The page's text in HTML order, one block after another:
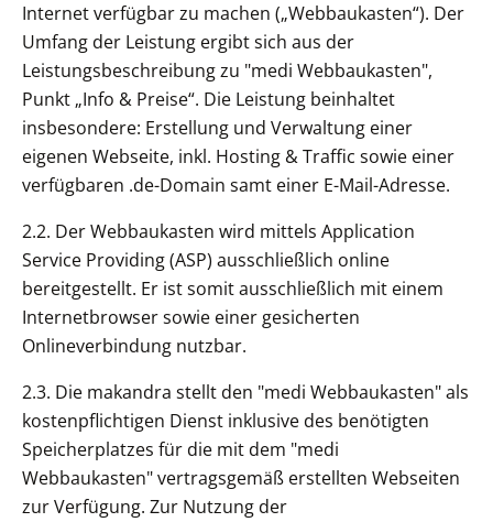
Internet verfügbar zu machen („Webbaukasten“). Der
Umfang der Leistung ergibt sich aus der
Leistungsbeschreibung zu "medi Webbaukasten",
Punkt „Info & Preise“. Die Leistung beinhaltet
insbesondere: Erstellung und Verwaltung einer
eigenen Webseite, inkl. Hosting & Traffic sowie einer
verfügbaren .de-Domain samt einer E-Mail-Adresse.
2.2. Der Webbaukasten wird mittels Application
Service Providing (ASP) ausschließlich online
bereitgestellt. Er ist somit ausschließlich mit einem
Internetbrowser sowie einer gesicherten
Onlineverbindung nutzbar.
2.3. Die makandra stellt den "medi Webbaukasten" als
kostenpflichtigen Dienst inklusive des benötigten
Speicherplatzes für die mit dem "medi
Webbaukasten" vertragsgemäß erstellten Webseiten
zur Verfügung. Zur Nutzung der